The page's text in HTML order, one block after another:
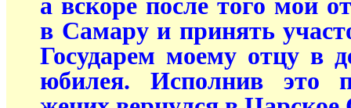
а вскоре после того мой
в Самару и принять
Государем моему отцу в
юбилея. Исполнив это